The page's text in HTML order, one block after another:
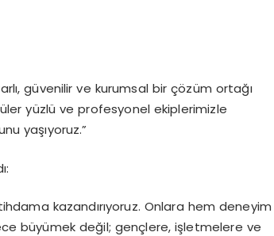
güvenilir ve kurumsal bir çözüm ortağı
yüzlü ve profesyonel ekiplerimizle
yaşıyoruz.”
kazandırıyoruz. Onlara hem deneyim
büyümek değil; gençlere, işletmelere ve